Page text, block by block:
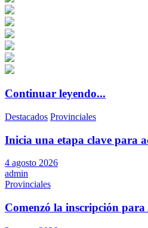
Continuar leyendo...
Destacados Provinciales
Inicia una etapa clave para
4 agosto 2026
admin
Provinciales
Comenzó la inscripción para